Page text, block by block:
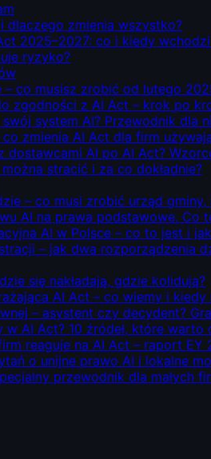
dlaczego zmienia wszystko?
2025–2027: co i kiedy
ryzyko?
co musisz zrobić od lutego
zgodności z AI Act – krok po
system AI? Przewodnik dla
zmienia AI Act dla firm
dostawcami AI po AI Act?
stracić i za co dokładnie?
– co musi zrobić urząd
AI na prawa podstawowe.
AI w Polsce – co to jest i
– jak dwa rozporządzenia
się nakładają, gdzie kolidują?
AI Act – co wiemy i
– asystent czy decydent?
w AI Act? 10 źródeł, które warto
reaguje na AI Act – raport EY
o unijne prawo AI i lokalne
przewodnik dla małych